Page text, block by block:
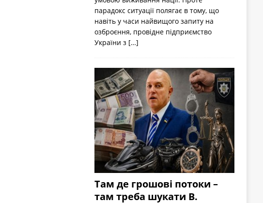
парадокс ситуації полягає в тому, що
навіть у часи найвищого запиту на
озброєння, провідне підприємство
України з […]
Там де грошові потоки –
там треба шукати В.